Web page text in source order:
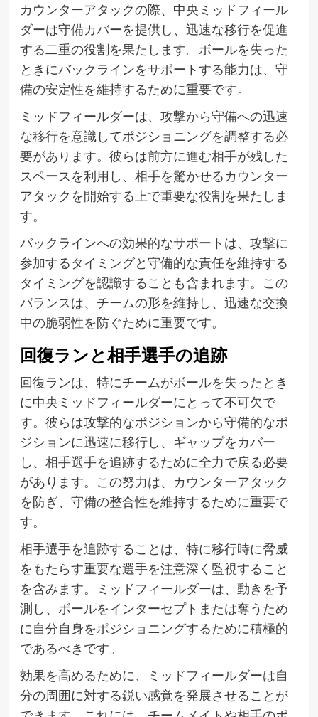
カウンターアタックの際、中央ミッドフィール
ダーは守備カバーを提供し、迅速な移行を促進
する二重の役割を果たします。ボールを失った
ときにバックラインをサポートする能力は、守
備の安定性を維持するために重要です。
ミッドフィールダーは、攻撃から守備への迅速
な移行を意識してポジショニングを調整する必
要があります。彼らは前方に進む相手が残した
スペースを利用し、相手を驚かせるカウンター
アタックを開始する上で重要な役割を果たしま
す。
バックラインへの効果的なサポートは、攻撃に
参加するタイミングと守備的な責任を維持する
タイミングを認識することも含まれます。この
バランスは、チームの形を維持し、迅速な交換
中の脆弱性を防ぐために重要です。
回復ランと相手選手の追跡
回復ランは、特にチームがボールを失ったとき
に中央ミッドフィールダーにとって不可欠で
す。彼らは攻撃的なポジションから守備的なポ
ジションに迅速に移行し、ギャップをカバー
し、相手選手を追跡するために全力で戻る必要
があります。この努力は、カウンターアタック
を防ぎ、守備の整合性を維持するために重要で
す。
相手選手を追跡することは、特に移行時に脅威
をもたらす重要な選手を注意深く監視すること
を含みます。ミッドフィールダーは、動きを予
測し、ボールをインターセプトまたは奪うため
に自分自身をポジショニングするために積極的
であるべきです。
効果を高めるために、ミッドフィールダーは自
分の周囲に対する鋭い感覚を発展させることが